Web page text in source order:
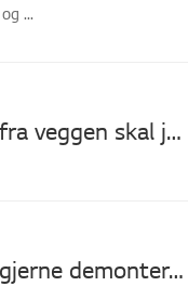
...
[Installasjon av LG kjøleskap] Hvor langt fra veggen skal jeg installere kjøleskapet?
[LG kjøleskapsdør] [Vanlige DIOS] Jeg vil gjerne demontere (skille) døren.